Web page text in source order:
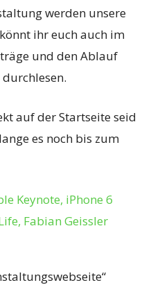
werden unsere
ihr euch auch im
und den Ablauf
auf der Startseite seid
es noch bis zum